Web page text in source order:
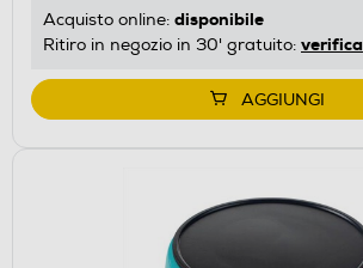
Acquisto online: disponibile
Ritiro in negozio in 30' gratuito: verifica
AGGIUNGI